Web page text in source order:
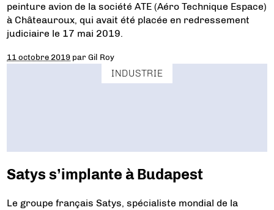
peinture avion de la société ATE (Aéro Technique Espace)
à Châteauroux, qui avait été placée en redressement
judiciaire le 17 mai 2019.
11 octobre 2019 parGil Roy
INDUSTRIE
Satys s’implante à Budapest
Le groupe français Satys, spécialiste mondial de la